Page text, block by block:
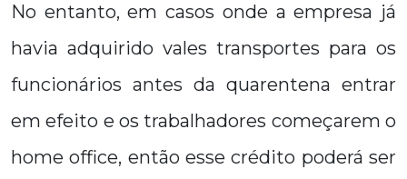
No entanto, em casos onde a empresa já
havia adquirido vales transportes para os
funcionários antes da quarentena entrar
em efeito e os trabalhadores começarem o
home office, então esse crédito poderá ser